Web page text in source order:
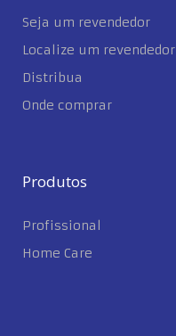
Seja um revendedor
Localize um revendedor
Distribua
Onde comprar
Produtos
Profissional
Home Care